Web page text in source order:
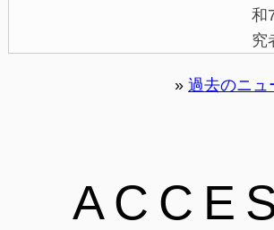
和
究
秀
»過去のニュ